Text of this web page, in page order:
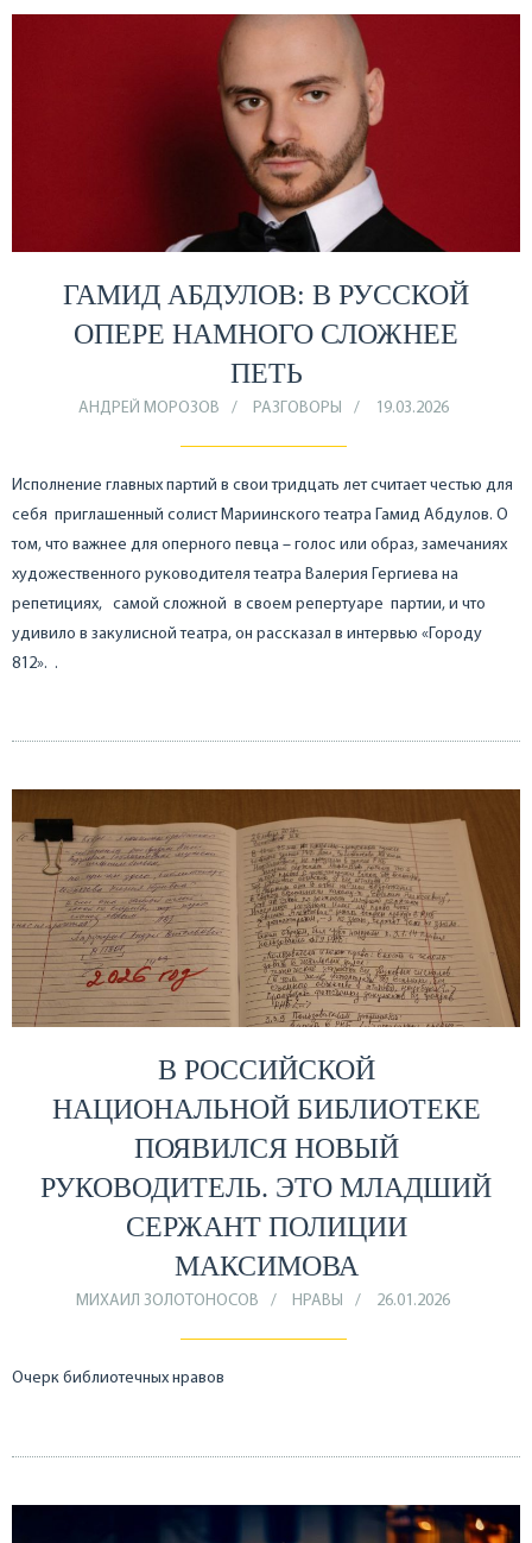
ГАМИД АБДУЛОВ: В РУССКОЙ
ОПЕРЕ НАМНОГО СЛОЖНЕЕ
ПЕТЬ
АНДРЕЙ МОРОЗОВ РАЗГОВОРЫ 19.03.2026
Исполнение главных партий в свои тридцать лет считает честью для
себя приглашенный солист Мариинского театра Гамид Абдулов. О
том, что важнее для оперного певца – голос или образ, замечаниях
художественного руководителя театра Валерия Гергиева на
репетициях, самой сложной в своем репертуаре партии, и что
удивило в закулисной театра, он рассказал в интервью «Городу
812». .
В РОССИЙСКОЙ
НАЦИОНАЛЬНОЙ БИБЛИОТЕКЕ
ПОЯВИЛСЯ НОВЫЙ
РУКОВОДИТЕЛЬ. ЭТО МЛАДШИЙ
СЕРЖАНТ ПОЛИЦИИ
МАКСИМОВА
МИХАИЛ ЗОЛОТОНОСОВ НРАВЫ 26.01.2026
Очерк библиотечных нравов